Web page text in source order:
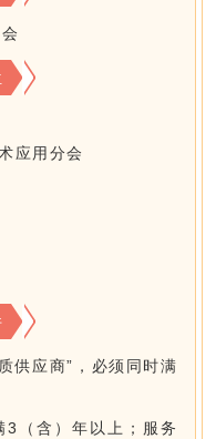
应用分会
供应商”，必须同时满
（含）年以上；服务